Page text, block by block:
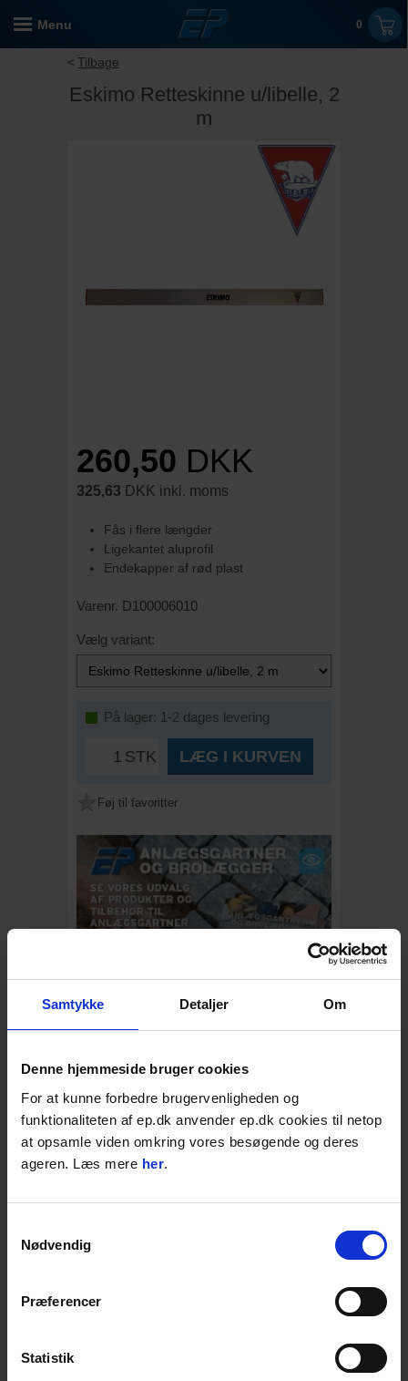
Samtykke Detaljer Om
Denne hjemmeside bruger cookies
For at kunne forbedre brugervenligheden og
funktionaliteten af ep.dk anvender ep.dk cookies til netop
at opsamle viden omkring vores besøgende og deres
ageren. Læs mere her.
Nødvendig
Præferencer
Statistik
Menu 0
Tilbage
Eskimo Retteskinne u/libelle, 2
m
260,50 DKK
325,63 DKK inkl. moms
Fås i flere længder
Ligekantet aluprofil
Endekapper af rød plast
Varenr. D100006010
Vælg variant:
På lager: 1-2 dages levering
STK LÆG I KURVEN
Føj til favoritter
kvalitetsprodukter til skarpe priser, nyheder
og unikke tilbud.
Læs mere
BESKRIVELSE
Eskimo Retteskinne u/libelle, 2 meter
Denne Eskimo retteskinne er ligekantet og i